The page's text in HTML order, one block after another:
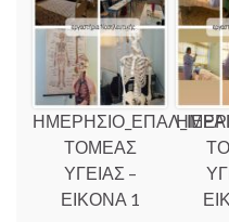
ΤΟΜΕΑΣ
ΥΓΕΙΑΣ –
ΕΙΚΟΝΑ 1